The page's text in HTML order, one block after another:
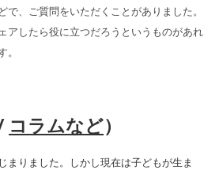
、ご質問をいただくことがありました。
アしたら役に立つだろうというものがあれ
コラムなど）
まりました。しかし現在は子どもが生ま